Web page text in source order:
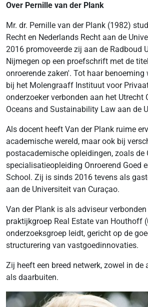
Over Pernille van der Plank
Mr. dr. Pernille van der Plank (1982)
Recht en Nederlands Recht aan de
2016 promoveerde zij aan de Radboud
Nijmegen op een proefschrift met de
onroerende zaken'. Tot haar
bij het Molengraaff Instituut voor
onderzoeker verbonden aan het Utrecht
Oceans and Sustainability Law aan de
Als docent heeft Van der Plank ruime
academische wereld, maar ook bij
postacademische opleidingen, zoals de
specialisatieopleiding Onroerend Goed
School. Zij is sinds 2016 tevens als
aan de Universiteit van Curaçao.
Van der Plank is als adviseur
praktijkgroep Real Estate van Houthoff
onderzoeksgroep leidt, gericht op de
structurering van vastgoedinnovaties.
Zij heeft een breed netwerk, zowel in de
als daarbuiten.